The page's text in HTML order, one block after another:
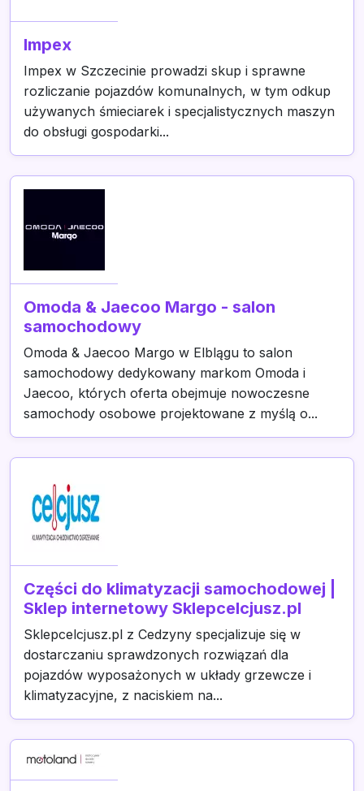
Impex
Impex w Szczecinie prowadzi skup i sprawne
rozliczanie pojazdów komunalnych, w tym odkup
używanych śmieciarek i specjalistycznych maszyn
do obsługi gospodarki...
Omoda & Jaecoo Margo - salon
samochodowy
Omoda & Jaecoo Margo w Elblągu to salon
samochodowy dedykowany markom Omoda i
Jaecoo, których oferta obejmuje nowoczesne
samochody osobowe projektowane z myślą o...
Części do klimatyzacji samochodowej |
Sklep internetowy Sklepcelcjusz.pl
Sklepcelcjusz.pl z Cedzyny specjalizuje się w
dostarczaniu sprawdzonych rozwiązań dla
pojazdów wyposażonych w układy grzewcze i
klimatyzacyjne, z naciskiem na...